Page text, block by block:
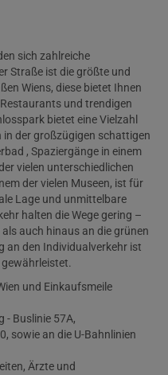
sich zahlreiche
Straße ist die größte und
Wiens, diese bietet Ihnen
und trendigen
bietet eine Vielzahl
in der großzügigen schattigen
, Spaziergänge in einem
vielen unterschiedlichen
der vielen Museen, ist für
Lage und unmittelbare
halten die Wege gering –
auch hinaus an die grünen
an den Individualverkehr ist
und Einkaufsmeile
- Buslinie 57A,
sowie an die U-Bahnlinien
Ärzte und